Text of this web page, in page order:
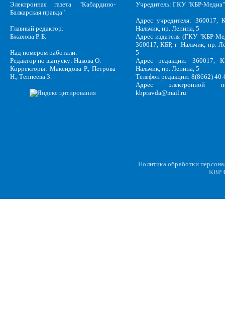
Электронная газета "Кабардино-
Балкарская правда"
Главный редактор:
Бжахова Р. Б.
Над номером работали:
Редактор по выпуску: Накова О.
Корректоры: Максидова Р., Петрова
Н., Теппеева З.
Учредитель: ГКУ "КБР-Медиа"
Адрес учредителя: 360017,
Нальчик, пр. Ленина, 5
Адрес издателя (ГКУ "КБР-
360017, КБР, г .Нальчик, пр.
5
Адрес редакции: 360017,
Нальчик, пр. Ленина, 5
Телефон редакции: 8(8662)
Адрес электронной
kbpravda@mail.ru
Политика обработки
KBP